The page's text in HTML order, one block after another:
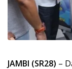
JAMBI (SR28) –